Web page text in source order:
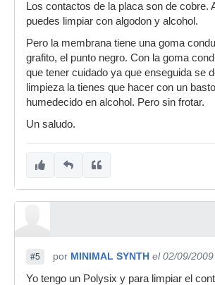
Los contactos de la placa son de cobre.
puedes limpiar con algodon y alcohol.
Pero la membrana tiene una goma
grafito, el punto negro. Con la goma
que tener cuidado ya que enseguida se
limpieza la tienes que hacer con un
humedecido en alcohol. Pero sin frotar.
Un saludo.
#5 por MINIMAL SYNTH el 02/09/2009
Yo tengo un Polysix y para limpiar el